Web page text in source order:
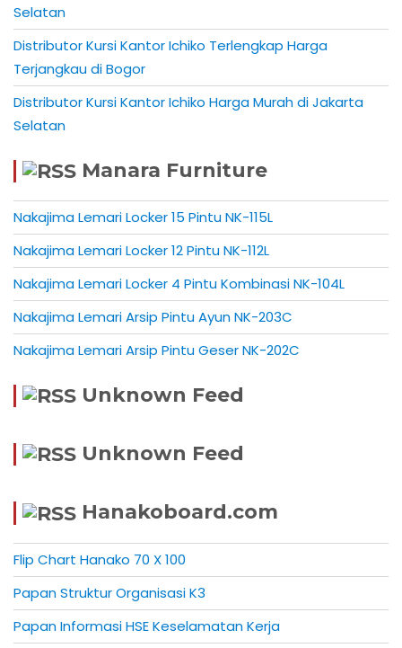
Selatan
Distributor Kursi Kantor Ichiko Terlengkap Harga
Terjangkau di Bogor
Distributor Kursi Kantor Ichiko Harga Murah di Jakarta
Selatan
Manara Furniture
Nakajima Lemari Locker 15 Pintu NK-115L
Nakajima Lemari Locker 12 Pintu NK-112L
Nakajima Lemari Locker 4 Pintu Kombinasi NK-104L
Nakajima Lemari Arsip Pintu Ayun NK-203C
Nakajima Lemari Arsip Pintu Geser NK-202C
Unknown Feed
Unknown Feed
Hanakoboard.com
Flip Chart Hanako 70 X 100
Papan Struktur Organisasi K3
Papan Informasi HSE Keselamatan Kerja